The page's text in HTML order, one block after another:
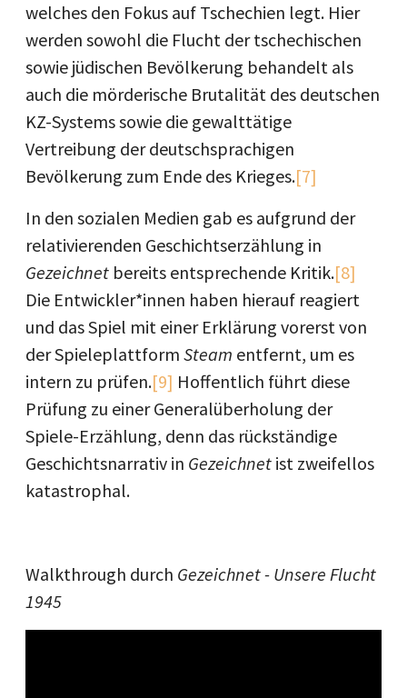
welches den Fokus auf Tschechien legt. Hier
werden sowohl die Flucht der tschechischen
sowie jüdischen Bevölkerung behandelt als
auch die mörderische Brutalität des deutschen
KZ-Systems sowie die gewalttätige
Vertreibung der deutschsprachigen
Bevölkerung zum Ende des Krieges.[7]
In den sozialen Medien gab es aufgrund der
relativierenden Geschichtserzählung in
Gezeichnet bereits entsprechende Kritik.[8]
Die Entwickler*innen haben hierauf reagiert
und das Spiel mit einer Erklärung vorerst von
der Spieleplattform Steam entfernt, um es
intern zu prüfen.[9] Hoffentlich führt diese
Prüfung zu einer Generalüberholung der
Spiele-Erzählung, denn das rückständige
Geschichtsnarrativ in Gezeichnet ist zweifellos
katastrophal.
Walkthrough durch Gezeichnet - Unsere Flucht
1945